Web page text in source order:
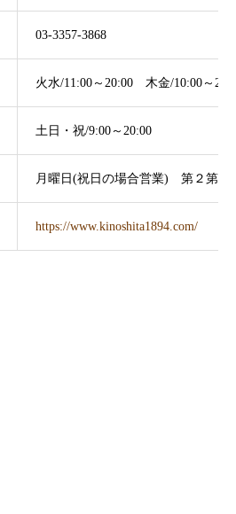
03-3357-3868
火水/11:00～20:00 木金/10:00～
土日・祝/9:00～20:00
月曜日(祝日の場合営業) 第２第３
https://www.kinoshita1894.com/